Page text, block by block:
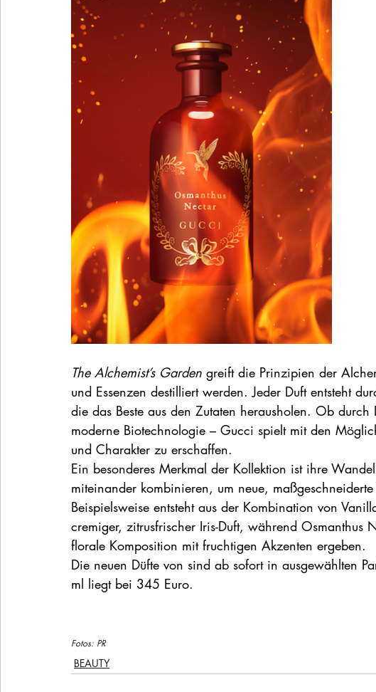
The Alchemist’s Garden greift die Prinzipien der
und Essenzen destilliert werden. Jeder Duft entsteht
die das Beste aus den Zutaten herausholen. Ob
moderne Biotechnologie – Gucci spielt mit den
und Charakter zu erschaffen.
Ein besonderes Merkmal der Kollektion ist ihre
miteinander kombinieren, um neue,
Beispielsweise entsteht aus der Kombination von
cremiger, zitrusfrischer Iris-Duft, während Osmanthus
florale Komposition mit fruchtigen Akzenten ergeben.
Die neuen Düfte von sind ab sofort in ausgewählten
ml liegt bei 345 Euro.
Fotos: PR
BEAUTY